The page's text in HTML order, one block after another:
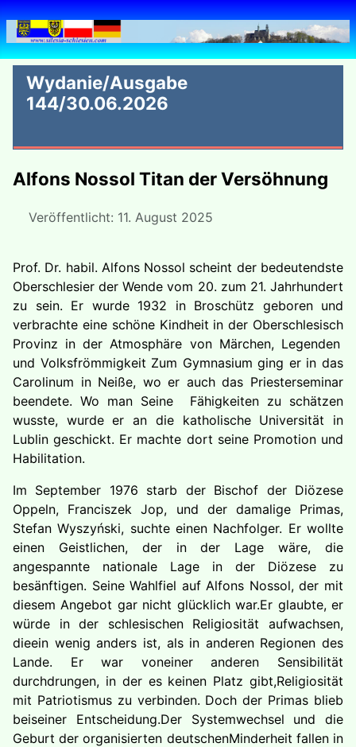
Wydanie/Ausgabe
144/30.06.2026
Alfons Nossol Titan der Versöhnung
Veröffentlicht: 11. August 2025
Prof. Dr. habil. Alfons Nossol scheint der bedeutendste
Oberschlesier der Wende vom 20. zum 21. Jahrhundert
zu sein. Er wurde 1932 in Broschütz geboren und
verbrachte eine schöne Kindheit in der Oberschlesisch
Provinz in der Atmosphäre von Märchen, Legenden
und Volksfrömmigkeit Zum Gymnasium ging er in das
Carolinum in Neiße, wo er auch das Priesterseminar
beendete. Wo man Seine
Fähigkeiten zu schätzen
wusste, wurde er an die katholische Universität in
Lublin geschickt. Er machte dort seine Promotion und
Habilitation.
Im September 1976 starb der Bischof der Diözese
Oppeln, Franciszek Jop, und der damalige Primas,
Stefan Wyszyński, suchte einen Nachfolger. Er wollte
einen Geistlichen, der in der Lage wäre, die
angespannte nationale Lage in der Diözese zu
besänftigen. Seine Wahlfiel auf Alfons Nossol, der mit
diesem Angebot gar nicht glücklich war.Er glaubte, er
würde in der schlesischen Religiosität aufwachsen,
dieein wenig anders ist, als in anderen Regionen des
Lande. Er war voneiner anderen Sensibilität
durchdrungen, in der es keinen Platz gibt,Religiosität
mit Patriotismus zu verbinden. Doch der Primas blieb
beiseiner Entscheidung.Der Systemwechsel und die
Geburt der organisierten deutschenMinderheit fallen in